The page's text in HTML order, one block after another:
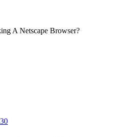
A Netscape Browser?